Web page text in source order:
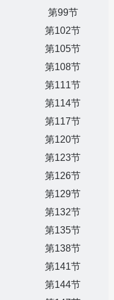
第99节
第102节
第105节
第108节
第111节
第114节
第117节
第120节
第123节
第126节
第129节
第132节
第135节
第138节
第141节
第144节